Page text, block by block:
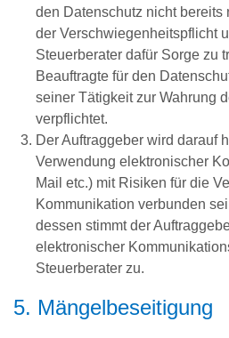
den Datenschutz nicht bereits
der Verschwiegenheitspflicht
Steuerberater dafür Sorge zu
Beauftragte für den
seiner Tätigkeit zur Wahrung
verpflichtet.
Der Auftraggeber wird darauf
Verwendung elektronischer
Mail etc.) mit Risiken für die
Kommunikation verbunden
dessen stimmt der
elektronischer
Steuerberater zu.
5. Mängelbeseitigung